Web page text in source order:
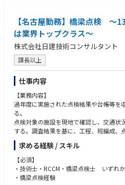
＜PR＞
これまでの 陸（クルマ）、海（クルー
開発！
航空機開発は相当高いチャレンジですが
ノウハウを身に付け、我々の持つ自動車
現を目指していきます。
参考：Joby Aviationとトヨタ、空のモ
参考：空飛ぶクルマ、協業深化にトッ
・航空機開発や整備など、空の経験を
動車開発、事業経験を持つメンバーのハ
・当プロジェクト室以外にも社内の多く
と連携しながら、Joby社とのeVTOL開発
進。
・航空事業者など社内外の多くのパート
業(Air Taxi)の確立、将来の空モビリティ
＜ミッション＞
・2019年よりJoby社との協業を開始し
モビリティ実現を目指すプロジェクト。
・更なる快適な移動と新たな社会を多く
発、生産、サービス面から空のモビリテ
・開発、生産、事業、全てにおいて新た
物」で確認・対策しながらより良いモビ
当該業務では、業務上、米国の輸出規制
とに情報へのアクセス権を管理するなど
す。
■空のモビリティの安心・安全に向き合
■既存の価値観に捉われず、失敗しても
意思、常に課題創造型の思考/異業種から
する姿勢、「変えること」や「変わるこ
【名古屋勤務】橋梁点検 ～
は業界トップクラス～
株式会社日建技術コンサルタント
課長以上
仕事内容
【業務内容】
過年度に実施された点検結果や台帳等を
る。
点検対象の施設を現地で確認し、交通状
する。調査結果を基に、工程、班編成、
選定、道路使用計画、仮設備計画等を検
うにあたり、関係機関（警察、鉄道、高
日、作業時間、点検方法についての確認
点検の内容は、巡回点検、第三者被害予
物定期点検について、国が定める点検要
求める経験 / スキル
【必須】
・技術士・RCCM・橋梁点検士 いずれ
・橋梁点検経験